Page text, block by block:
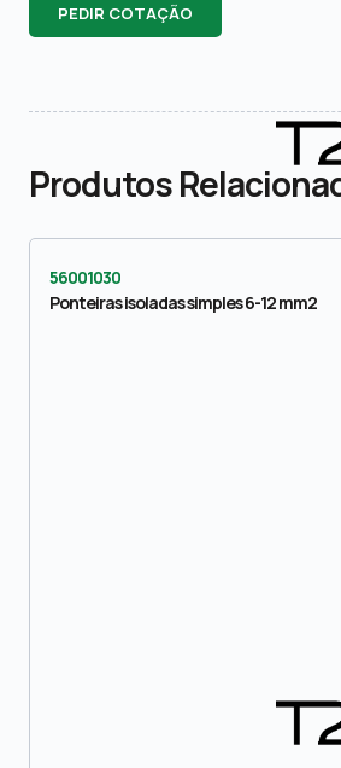
PEDIR COTAÇÃO
Produtos
56001030
Ponteiras isoladas simples 6-12 mm2